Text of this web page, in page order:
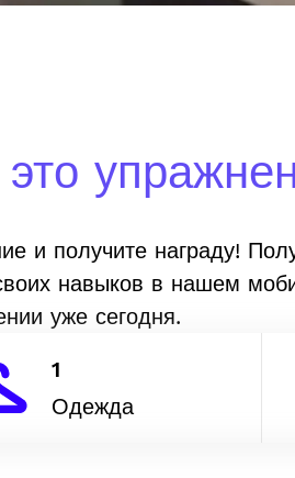
и получите награду!
навыков в нашем
уже сегодня.
1
Одежда